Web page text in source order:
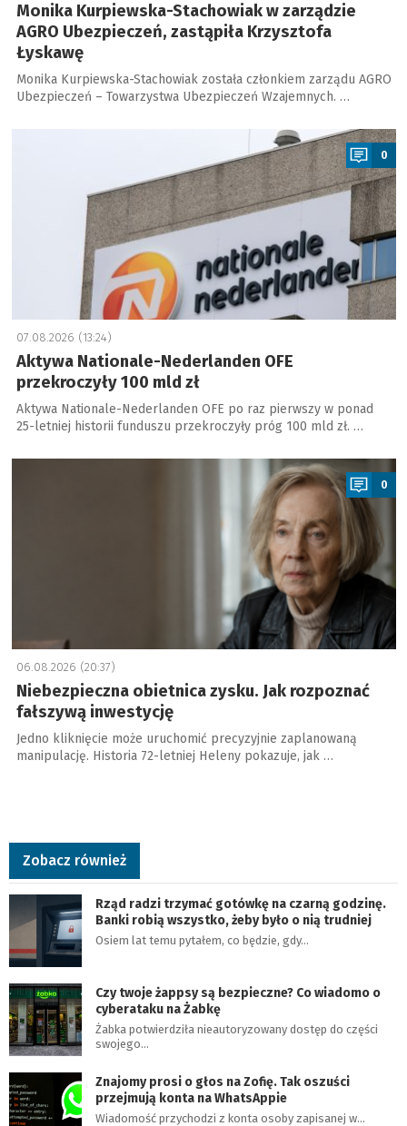
Monika Kurpiewska-Stachowiak w zarządzie
AGRO Ubezpieczeń, zastąpiła Krzysztofa
Łyskawę
Monika Kurpiewska-Stachowiak została członkiem zarządu AGRO
Ubezpieczeń – Towarzystwa Ubezpieczeń Wzajemnych. …
0
07.08.2026 (13:24)
Aktywa Nationale-Nederlanden OFE
przekroczyły 100 mld zł
Aktywa Nationale-Nederlanden OFE po raz pierwszy w ponad
25-letniej historii funduszu przekroczyły próg 100 mld zł. …
a
0
06.08.2026 (20:37)
Niebezpieczna obietnica zysku. Jak rozpoznać
fałszywą inwestycję
Jedno kliknięcie może uruchomić precyzyjnie zaplanowaną
manipulację. Historia 72-letniej Heleny pokazuje, jak …
Zobacz również
Rząd radzi trzymać gotówkę na czarną godzinę.
Banki robią wszystko, żeby było o nią trudniej
Osiem lat temu pytałem, co będzie, gdy…
Czy twoje żappsy są bezpieczne? Co wiadomo o
cyberataku na Żabkę
Żabka potwierdziła nieautoryzowany dostęp do części
swojego…
Znajomy prosi o głos na Zofię. Tak oszuści
przejmują konta na WhatsAppie
Wiadomość przychodzi z konta osoby zapisanej w…